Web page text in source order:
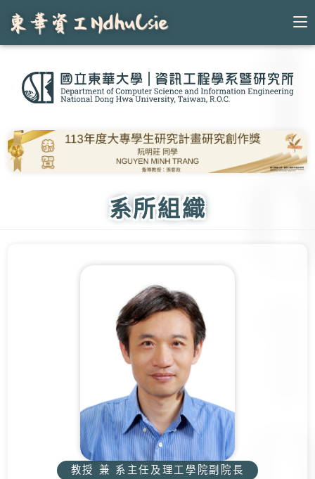
content
系所組織
教授 兼 系主任及理工學院副院長